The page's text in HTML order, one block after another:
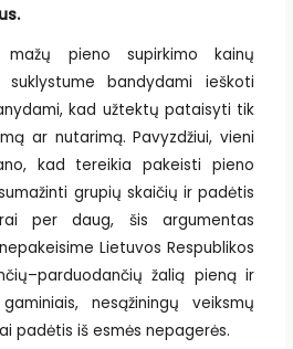
mažų pieno supirkimo kainų
suklystume bandydami ieškoti
kad užtektų pataisyti tik
ar nutarimą. Pavyzdžiui, vieni
kad tereikia pakeisti pieno
grupių skaičių ir padėtis
per daug, šis argumentas
Lietuvos Respublikos
žalią pieną ir
nesąžiningų veiksmų
padėtis iš esmės nepagerės.